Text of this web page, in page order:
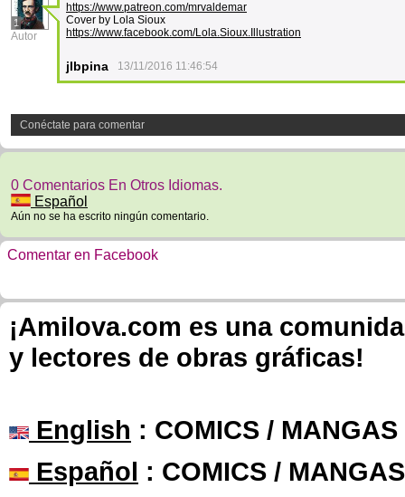
1
Autor
https://www.patreon.com/mrvaldemar
Cover by Lola Sioux
https://www.facebook.com/Lola.Sioux.Illustration
jlbpina 13/11/2016 11:46:54
Conéctate para comentar
0 Comentarios En Otros Idiomas.
Español
Aún no se ha escrito ningún comentario.
Comentar en Facebook
¡Amilova.com es una
y lectores de obras gráficas!
English : COMICS /
Español : COMICS /